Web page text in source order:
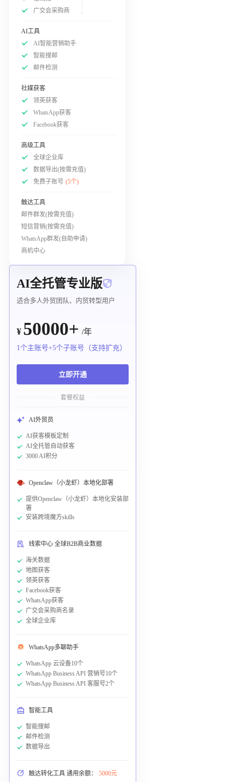
广交会采购商
AI工具
AI智能营销助手
智能搜邮
邮件检测
社媒获客
领英获客
WhatsApp获客
Facebook获客
高级工具
全球企业库
数据导出(按需充值)
免费子账号 (5个)
触达工具
邮件群发(按需充值)
短信营销(按需充值)
WhatsApp群发(自助申请)
商机中心
AI全托管专业版
适合多人外贸团队、内贸转型用户
¥ 50000+ /年
1个主账号+5个子账号（支持扩充）
立即开通
套餐权益
AI外贸员
AI获客模板定制
AI全托管自动获客
3000 AI积分
Openclaw（小龙虾）本地化部署
提供Openclaw（小龙虾）本地化安装部
署
安装跨境魔方skills
线索中心 全球B2B商业数据
海关数据
地图获客
领英获客
Facebook获客
WhatsApp获客
广交会采购商名录
全球企业库
WhatsApp多聊助手
WhatsApp 云设备10个
WhatsApp Business API 营销号10个
WhatsApp Business API 客服号2个
智能工具
智能搜邮
邮件检测
数据导出
触达转化工具 通用余额： 5000元